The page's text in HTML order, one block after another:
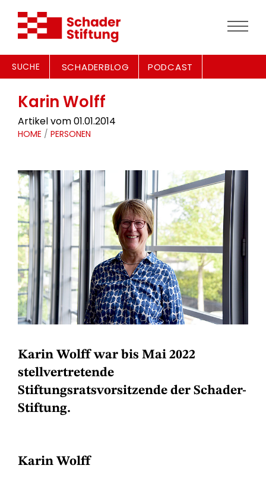
SUCHE SCHADERBLOG PODCAST
Karin Wolff
Artikel vom 01.01.2014
HOME / PERSONEN
Karin Wolff war bis Mai 2022
stellvertretende
Stiftungsratsvorsitzende der Schader-
Stiftung.
Karin Wolff